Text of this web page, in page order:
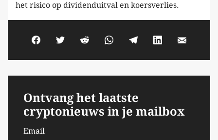
het risico op dividenduitval en koersverlies.
Ontvang het laatste
cryptonieuws in je mailbox
Email